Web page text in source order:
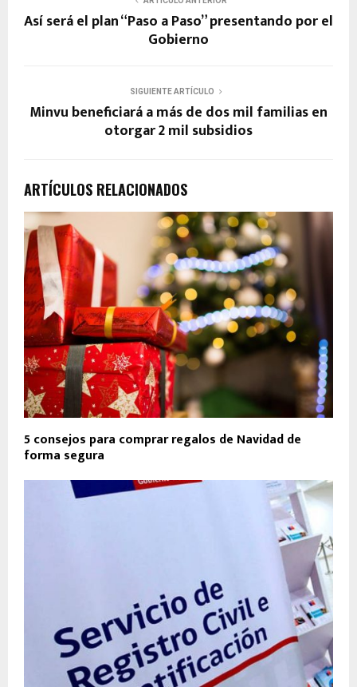
Así será el plan “Paso a Paso” presentando por el
Gobierno
SIGUIENTE ARTÍCULO
Minvu beneficiará a más de dos mil familias en
otorgar 2 mil subsidios
ARTÍCULOS RELACIONADOS
5 consejos para comprar regalos de Navidad de
forma segura